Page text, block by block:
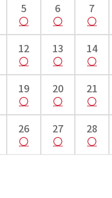
5 6 7
12 13 14
19 20 21
26 27 28